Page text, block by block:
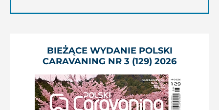
BIEŻĄCE WYDANIE POLSKI
CARAVANING NR 3 (129) 2026